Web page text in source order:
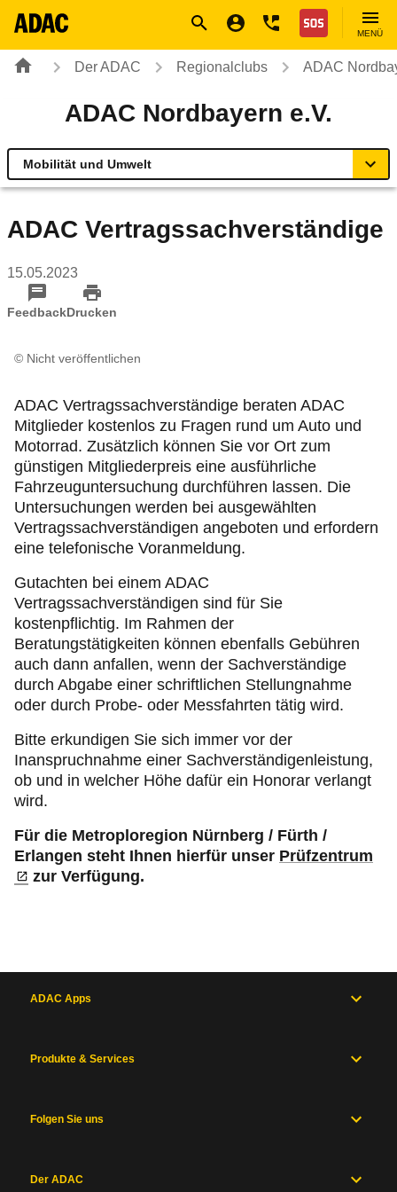
Nothilfe
MENÜ
Der ADAC Regionalclubs ADAC
ADAC Nordbayern e.V.
Mobilität und Umwelt
Mobilität und Umwelt
Fahrsicherheitstrainings
Freizeit und Tourismus
Produkte
Über uns
ADAC Vertragssachverständige
15.05.2023
FeedbackDrucken
© Nicht veröffentlichen
ADAC Vertragssachverständige beraten ADAC
Mitglieder kostenlos zu Fragen rund um Auto und
Motorrad. Zusätzlich können Sie vor Ort zum
günstigen Mitgliederpreis eine ausführliche
Fahrzeuguntersuchung durchführen lassen. Die
Untersuchungen werden bei ausgewählten
Vertragssachverständigen angeboten und erfordern
eine telefonische Voranmeldung.
Gutachten bei einem ADAC
Vertragssachverständigen sind für Sie
kostenpflichtig. Im Rahmen der
Beratungstätigkeiten können ebenfalls Gebühren
auch dann anfallen, wenn der Sachverständige
durch Abgabe einer schriftlichen Stellungnahme
oder durch Probe- oder Messfahrten tätig wird.
Bitte erkundigen Sie sich immer vor der
Inanspruchnahme einer Sachverständigenleistung,
ob und in welcher Höhe dafür ein Honorar verlangt
wird.
Für die Metroploregion Nürnberg / Fürth /
Erlangen steht Ihnen hierfür unser Prüfzentrum
zur Verfügung.
ADAC Apps
Produkte & Services
Folgen Sie uns
Der ADAC